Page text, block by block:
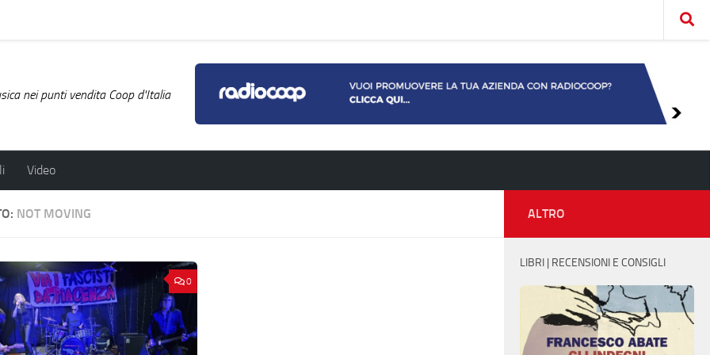
nei punti vendita Coop d'Italia
Video
NOT MOVING
0
ALTRO
LIBRI | RECENSIONI E CONSIGLI